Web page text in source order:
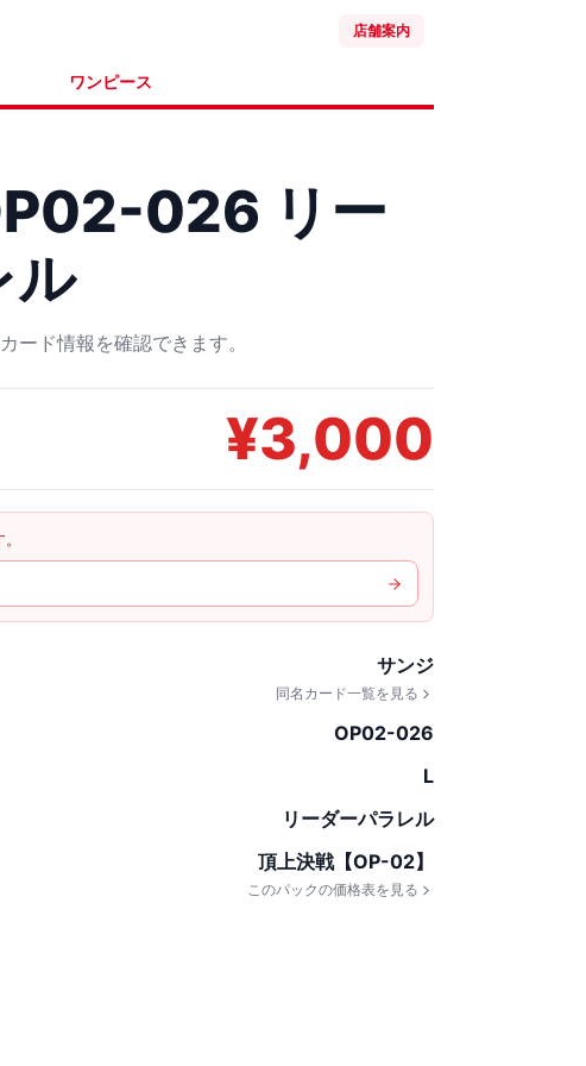
店舗案内
ワンピース
026 リー
ル
ード情報を確認できます。
¥3,000
サンジ
同名カード一覧を見る
OP02-026
L
リーダーパラレル
頂上決戦【OP-02】
このパックの価格表を見る